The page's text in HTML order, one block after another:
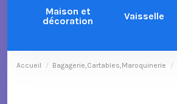
Maison et
décoration
Vaisselle
Accueil Bagagerie,Cartables,Maroquinerie